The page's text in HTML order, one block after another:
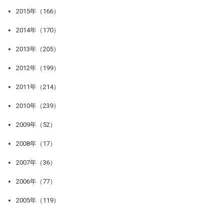
2015年（166）
2014年（170）
2013年（205）
2012年（199）
2011年（214）
2010年（239）
2009年（52）
2008年（17）
2007年（36）
2006年（77）
2005年（119）